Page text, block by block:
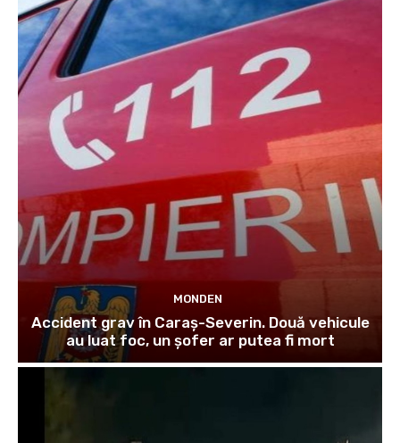
MONDEN
Accident grav în Caraș-Severin. Două vehicule
au luat foc, un șofer ar putea fi mort